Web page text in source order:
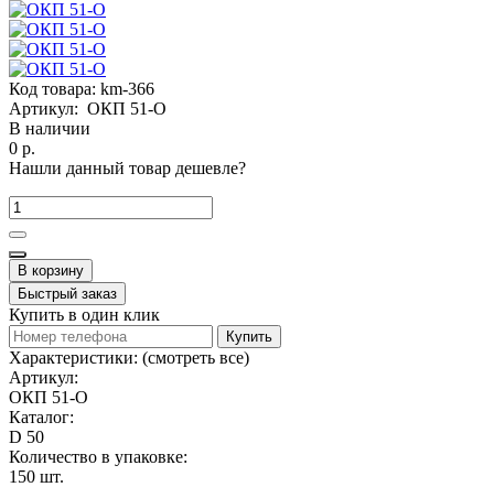
Код товара: km-366
Артикул: ОКП 51-О
В наличии
0 р.
Нашли данный товар дешевле?
В корзину
Быстрый заказ
Купить в один клик
Купить
Характеристики: (смотреть все)
Артикул:
ОКП 51-О
Каталог:
D 50
Количество в упаковке:
150 шт.